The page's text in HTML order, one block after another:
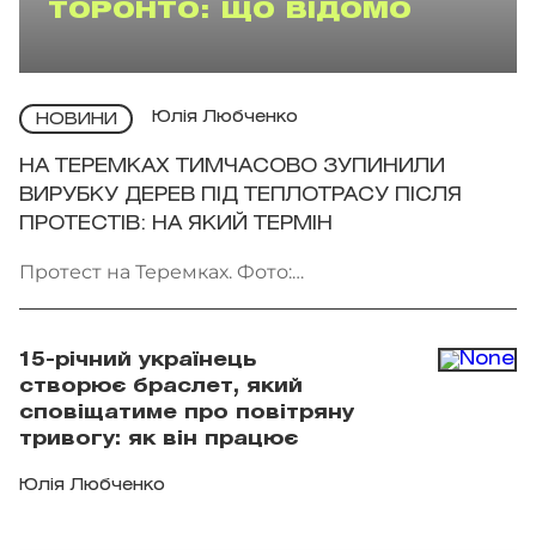
ТОРОНТО: ЩО ВІДОМО
НОВИНИ Юлія Любченко
НА ТЕРЕМКАХ ТИМЧАСОВО ЗУПИНИЛИ
ВИРУБКУ ДЕРЕВ ПІД ТЕПЛОТРАСУ ПІСЛЯ
ПРОТЕСТІВ: НА ЯКИЙ ТЕРМІН
Протест на Теремках. Фото:
15-річний українець
створює браслет, який
сповіщатиме про повітряну
тривогу: як він працює
Юлія Любченко